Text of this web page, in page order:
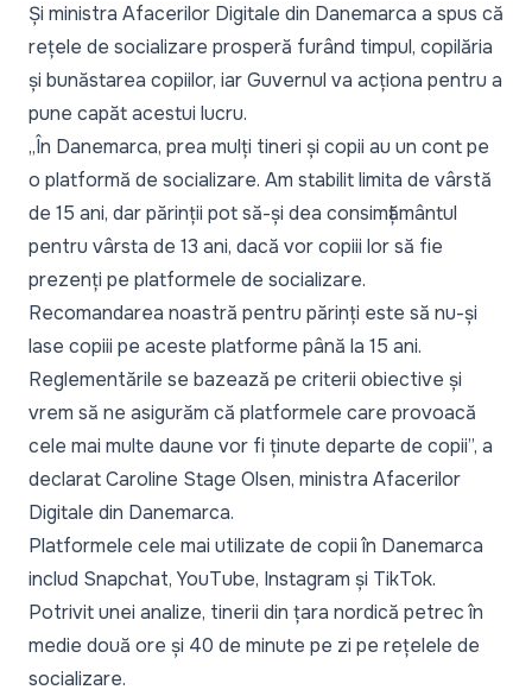
Și ministra Afacerilor Digitale din Danemarca a spus că
rețele de socializare prosperă furând timpul, copilăria
și bunăstarea copiilor, iar Guvernul va acționa pentru a
pune capăt acestui lucru.
„În Danemarca, prea mulți tineri și copii au un cont pe
o platformă de socializare. Am stabilit limita de vârstă
de 15 ani, dar părinții pot să-și dea consimțământul
pentru vârsta de 13 ani, dacă vor copiii lor să fie
prezenți pe platformele de socializare.
Recomandarea noastră pentru părinți este să nu-și
lase copiii pe aceste platforme până la 15 ani.
Reglementările se bazează pe criterii obiective și
vrem să ne asigurăm că platformele care provoacă
cele mai multe daune vor fi ținute departe de copii”, a
declarat Caroline Stage Olsen, ministra Afacerilor
Digitale din Danemarca.
Platformele cele mai utilizate de copii în Danemarca
includ Snapchat, YouTube, Instagram și TikTok.
Potrivit unei analize, tinerii din țara nordică petrec în
medie două ore și 40 de minute pe zi pe rețelele de
socializare.